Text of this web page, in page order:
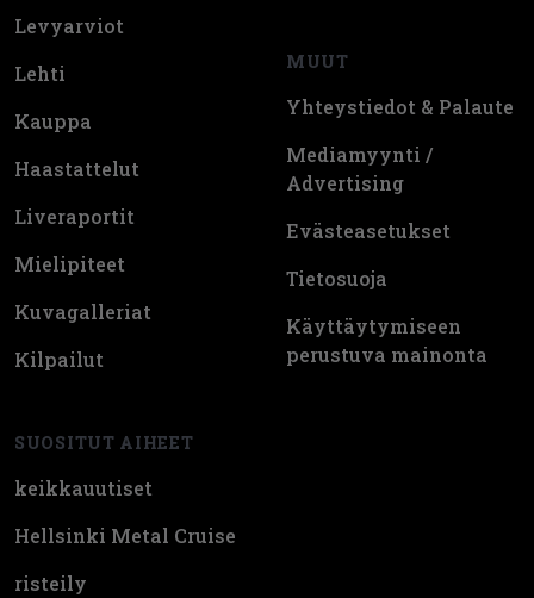
Levyarviot
Lehti
Kauppa
Haastattelut
Liveraportit
Mielipiteet
Kuvagalleriat
Kilpailut
SUOSITUT AIHEET
keikkauutiset
Hellsinki Metal Cruise
risteily
MUUT
Yhteystiedot & Palaute
Mediamyynti /
Advertising
Evästeasetukset
Tietosuoja
Käyttäytymiseen
perustuva mainonta